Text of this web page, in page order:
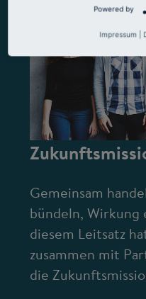
Gemeinsam
bündeln, Wirkung
diesem Leitsatz
zusammen mit
die
Powered by
Impressum